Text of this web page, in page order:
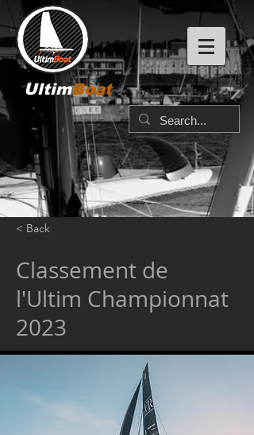
UltimBoat
< Back
Classement de
l'Ultim Championnat
2023